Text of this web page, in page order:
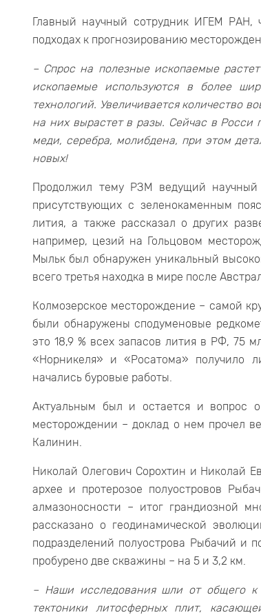
Главный научный сотрудник ИГЕМ РАН,
подходах к прогнозированию
– Спрос на полезные ископаемые
ископаемые используются в более
технологий. Увеличивается количество
на них вырастет в разы. Сейчас в Росси
меди, серебра, молибдена, при этом
новых!
Продолжил тему РЗМ ведущий
присутствующих с зеленокаменным
лития, а также рассказал о других
например, цезий на Гольцовом
Мыльк был обнаружен уникальный
всего третья находка в мире после
Колмозерское месторождение – самой
были обнаружены сподуменовые
это 18,9 % всех запасов лития в РФ, 75
«Норникеля» и «Росатома» получило
начались буровые работы.
Актуальным был и остается и вопрос
месторождении – доклад о нем прочел
Калинин.
Николай Олегович Сорохтин и Николай
архее и протерозое полуостровов
алмазоносности – итог грандиозной
рассказано о геодинамической
подразделений полуострова Рыбачий и
пробурено две скважины – на 5 и 3,2 км.
– Наши исследования шли от общего
тектоники литосферных плит,